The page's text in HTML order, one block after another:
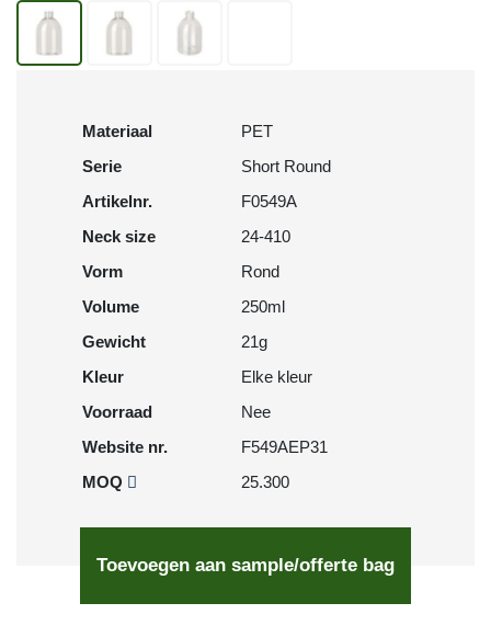
Materiaal
PET
Serie
Short Round
Artikelnr.
F0549A
Neck size
24-410
Vorm
Rond
Volume
250ml
Gewicht
21g
Kleur
Elke kleur
Voorraad
Nee
Website nr.
F549AEP31
MOQ
25.300
Toevoegen aan sample/offerte bag